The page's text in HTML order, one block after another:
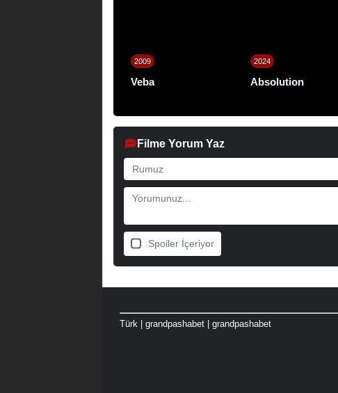
2009
Veba
2024
Absolution
Filme Yorum Yaz
Spoiler İçeriyor
Türk grandpashabet grandpashabet